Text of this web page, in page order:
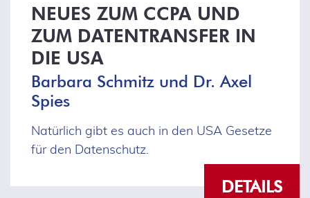
NEUES ZUM CCPA UND
ZUM DATENTRANSFER IN
DIE USA
Barbara Schmitz und Dr. Axel
Spies
Natürlich gibt es auch in den USA Gesetze
für den Datenschutz.
DETAILS